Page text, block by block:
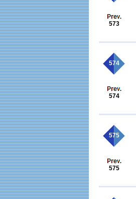
573
574
574
575
575